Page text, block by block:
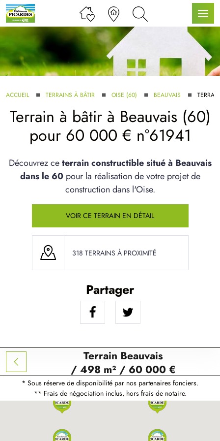
SERVICE BDL EXTENSION
ACCUEIL TERRAINS À BÂTIR OISE (60) BEAUVAIS
Terrain à bâtir à Beauvais (60)
pour 60 000 € n°61941
Découvrez ceterrain constructible situé à Beauvais
dans le 60pour la réalisation de votre projet de
construction dans l'Oise.
VOIR CE TERRAIN EN DÉTAIL
318 TERRAINS À PROXIMITÉ
Partager
Terrain Beauvais
/ 498 m² / 60 000 €
* Sous réserve de disponibilité par nos partenaires fonciers.
** Frais de négociation inclus, hors frais de notaire.